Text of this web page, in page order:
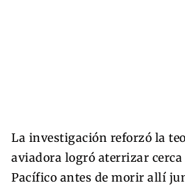
La investigación reforzó la
aviadora logró aterrizar
Pacífico antes de morir allí